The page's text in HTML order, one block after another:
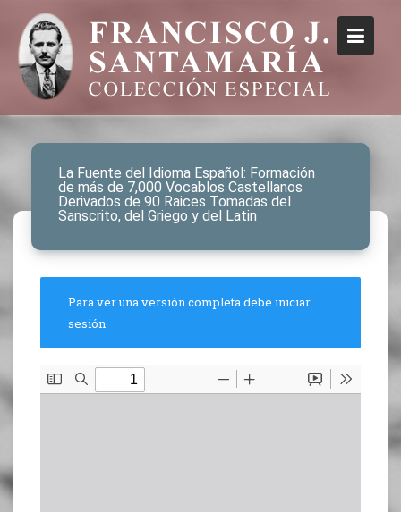
La Fuente del Idioma Español: Formación
de más de 7,000 Vocablos Castellanos
Derivados de 90 Raices Tomadas del
Sanscrito, del Griego y del Latin
Para ver una versión completa debe iniciar
sesión